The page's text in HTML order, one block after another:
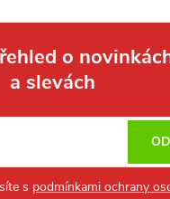
o
a slevách
s podmínkami ochrany